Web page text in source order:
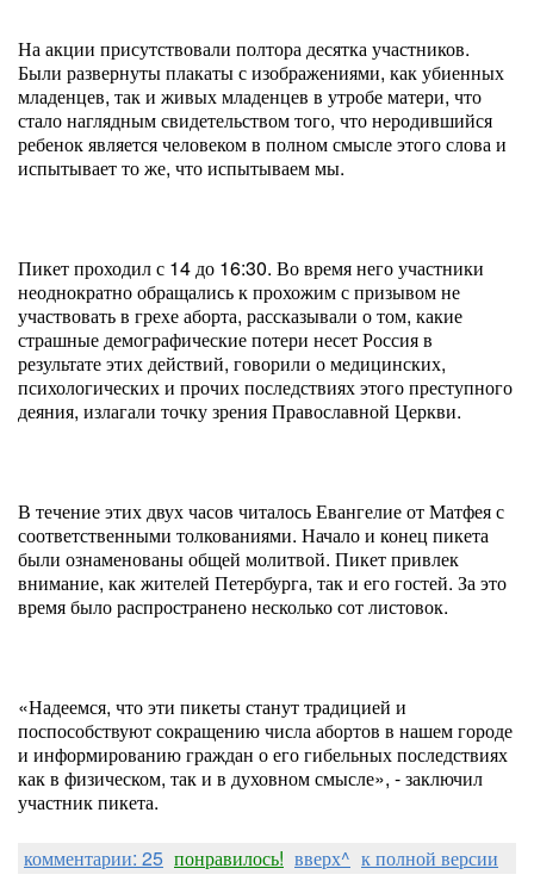
На акции присутствовали полтора десятка участников.
Были развернуты плакаты с изображениями, как убиенных
младенцев, так и живых младенцев в утробе матери, что
стало наглядным свидетельством того, что неродившийся
ребенок является человеком в полном смысле этого слова и
испытывает то же, что испытываем мы.
Пикет проходил с 14 до 16:30. Во время него участники
неоднократно обращались к прохожим с призывом не
участвовать в грехе аборта, рассказывали о том, какие
страшные демографические потери несет Россия в
результате этих действий, говорили о медицинских,
психологических и прочих последствиях этого преступного
деяния, излагали точку зрения Православной Церкви.
В течение этих двух часов читалось Евангелие от Матфея с
соответственными толкованиями. Начало и конец пикета
были ознаменованы общей молитвой. Пикет привлек
внимание, как жителей Петербурга, так и его гостей. За это
время было распространено несколько сот листовок.
«Надеемся, что эти пикеты станут традицией и
поспособствуют сокращению числа абортов в нашем городе
и информированию граждан о его гибельных последствиях
как в физическом, так и в духовном смысле», - заключил
участник пикета.
комментарии: 25 понравилось! вверх^ к полной версии